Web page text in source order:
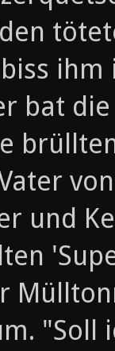
ihm
bat
und
"Soll